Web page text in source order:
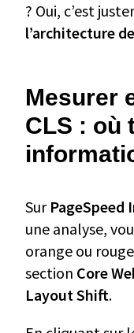
? Oui, c’est
l’architecture
Mesurer
CLS : où
Sur PageSpeed
une analyse,
orange ou
section Core
Layout Shift.